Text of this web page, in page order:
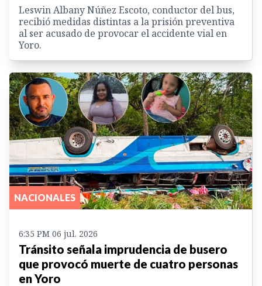
Leswin Albany Núñez Escoto, conductor del bus,
recibió medidas distintas a la prisión preventiva
al ser acusado de provocar el accidente vial en
Yoro.
NACIONALES
6:35 PM 06 jul. 2026
Tránsito señala imprudencia de busero
que provocó muerte de cuatro personas
en Yoro